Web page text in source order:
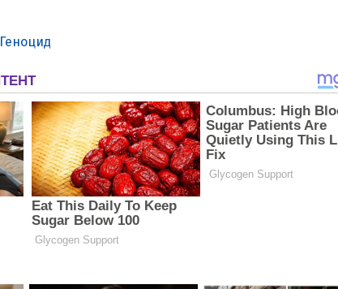
Геноцид
З'явилося відео знищеного ворожого